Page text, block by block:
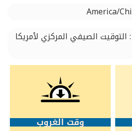
الصيفي المركزي لأمريكا
وقت الغروب